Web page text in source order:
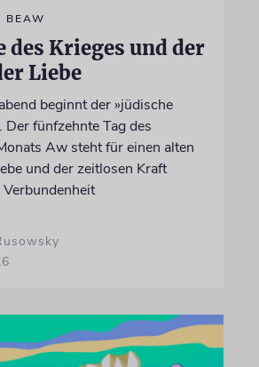
BEAW
des Krieges und der
Liebe
beginnt der »jüdische
Der fünfzehnte Tag des
Aw steht für einen alten
und der zeitlosen Kraft